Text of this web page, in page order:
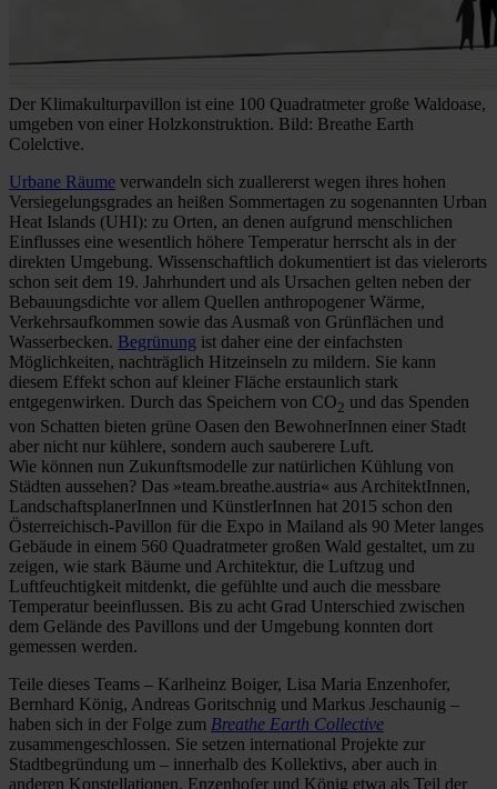
Der Klimakulturpavillon ist eine 100 Quadratmeter große Waldoase,
umgeben von einer Holzkonstruktion. Bild: Breathe Earth
Colelctive.
Urbane Räume verwandeln sich zuallererst wegen ihres hohen
Versiegelungsgrades an heißen Sommertagen zu sogenannten Urban
Heat Islands (UHI): zu Orten, an denen aufgrund menschlichen
Einflusses eine wesentlich höhere Temperatur herrscht als in der
direkten Umgebung. Wissenschaftlich dokumentiert ist das vielerorts
schon seit dem 19. Jahrhundert und als Ursachen gelten neben der
Bebauungsdichte vor allem Quellen anthropogener Wärme,
Verkehrsaufkommen sowie das Ausmaß von Grünflächen und
Wasserbecken. Begrünung ist daher eine der einfachsten
Möglichkeiten, nachträglich Hitzeinseln zu mildern. Sie kann
diesem Effekt schon auf kleiner Fläche erstaunlich stark
entgegenwirken. Durch das Speichern von CO2 und das Spenden
von Schatten bieten grüne Oasen den BewohnerInnen einer Stadt
aber nicht nur kühlere, sondern auch sauberere Luft.
Wie können nun Zukunftsmodelle zur natürlichen Kühlung von
Städten aussehen? Das »team.breathe.austria« aus ArchitektInnen,
LandschaftsplanerInnen und KünstlerInnen hat 2015 schon den
Österreichisch-Pavillon für die Expo in Mailand als 90 Meter langes
Gebäude in einem 560 Quadratmeter großen Wald gestaltet, um zu
zeigen, wie stark Bäume und Architektur, die Luftzug und
Luftfeuchtigkeit mitdenkt, die gefühlte und auch die messbare
Temperatur beeinflussen. Bis zu acht Grad Unterschied zwischen
dem Gelände des Pavillons und der Umgebung konnten dort
gemessen werden.
Teile dieses Teams – Karlheinz Boiger, Lisa Maria Enzenhofer,
Bernhard König, Andreas Goritschnig und Markus Jeschaunig –
haben sich in der Folge zum Breathe Earth Collective
zusammengeschlossen. Sie setzen international Projekte zur
Stadtbegründung um – innerhalb des Kollektivs, aber auch in
anderen Konstellationen. Enzenhofer und König etwa als Teil der